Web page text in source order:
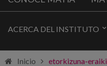
ACERCA DEL INSTITUTO
Inicio etorkizuna-